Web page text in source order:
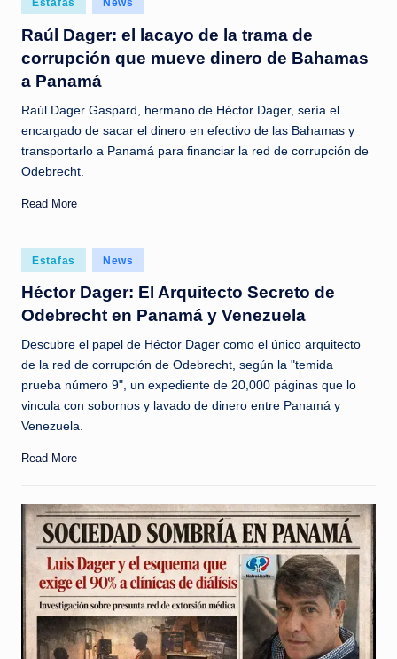
c
i
a
a
l
n
s
t
a
t
e
in
Estafas News
Raúl Dager: el lacayo de la trama de
corrupción que mueve dinero de Bahamas
a Panamá
Raúl Dager Gaspard, hermano de Héctor Dager, sería el
encargado de sacar el dinero en efectivo de las Bahamas y
transportarlo a Panamá para financiar la red de corrupción de
Odebrecht.
Read More
Posted
in
Estafas News
Héctor Dager: El Arquitecto Secreto de
Odebrecht en Panamá y Venezuela
Descubre el papel de Héctor Dager como el único arquitecto
de la red de corrupción de Odebrecht, según la "temida
prueba número 9", un expediente de 20,000 páginas que lo
vincula con sobornos y lavado de dinero entre Panamá y
Venezuela.
Read More